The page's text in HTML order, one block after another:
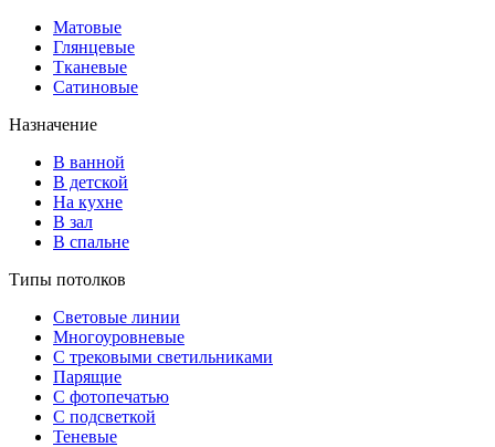
Матовые
Глянцевые
Тканевые
Сатиновые
Назначение
В ванной
В детской
На кухне
В зал
В спальне
Типы потолков
Световые линии
Многоуровневые
С трековыми светильниками
Парящие
С фотопечатью
С подсветкой
Теневые